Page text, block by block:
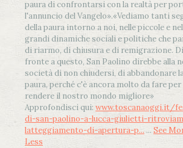
paura di confrontarsi con la realtà per
l'annuncio del Vangelo».«Vediamo tanti
della paura intorno a noi, nelle piccole e
grandi dinamiche sociali e politiche che
di riarmo, di chiusura e di remigrazione. Di
fronte a questo, San Paolino direbbe alla
società di non chiudersi, di abbandonare
paura, perché c'è ancora molto da fare per
rendere il nostro mondo migliore»
Approfondisci qui: www.toscanaoggi.it/
di-san-paolino-a-lucca-giulietti-
latteggiamento-di-apertura-p... ... See
Less